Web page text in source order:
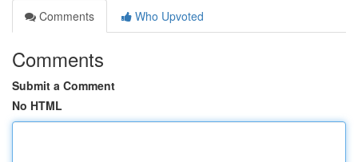
Comments
Who Upvoted
Comments
Submit a Comment
No HTML